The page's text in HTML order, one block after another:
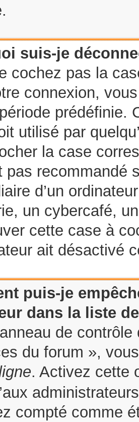
suis-je
cochez pas la
connexion,
prédéfinie.
utilisé par
la case
pas recommandé
d’un
un cybercafé,
cette case à
ait désactivé
puis-je
dans la liste
de contrôle
du forum »,
. Activez cette
compté comme